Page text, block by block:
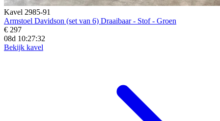
Kavel 2985-91
Armstoel Davidson (set van 6) Draaibaar - Stof - Groen
€ 297
08d 10:27:30
Bekijk kavel